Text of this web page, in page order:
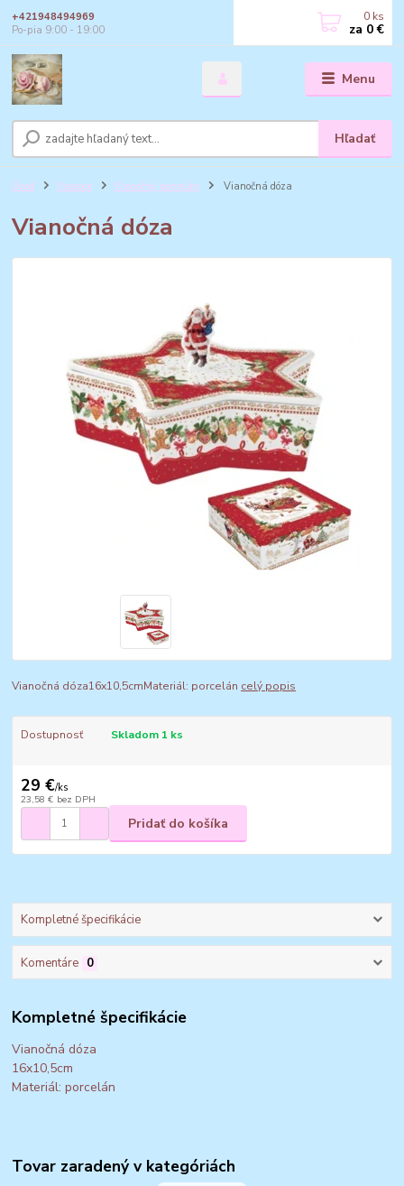
Menu
Hľadať
+421948494969
Po-pia 9:00 - 19:00
0 ks
za 0 €
Úvod Vianoce Vianočný porcelán Vianočná dóza
Vianočná dóza
Vianočná dóza16x10,5cmMateriál: porcelán celý popis
Dostupnosť Skladom 1 ks
29 €/ks
23,58 € bez DPH
Pridať do košíka
Kompletné špecifikácie
Komentáre 0
Kompletné špecifikácie
Vianočná dóza
16x10,5cm
Materiál: porcelán
Tovar zaradený v kategóriách